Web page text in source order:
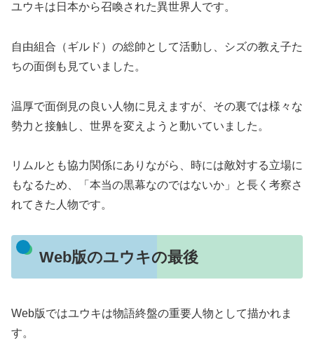
ユウキは日本から召喚された異世界人です。
自由組合（ギルド）の総帥として活動し、シズの教え子た
ちの面倒も見ていました。
温厚で面倒見の良い人物に見えますが、その裏では様々な
勢力と接触し、世界を変えようと動いていました。
リムルとも協力関係にありながら、時には敵対する立場に
もなるため、「本当の黒幕なのではないか」と長く考察さ
れてきた人物です。
Web版のユウキの最後
Web版ではユウキは物語終盤の重要人物として描かれま
す。